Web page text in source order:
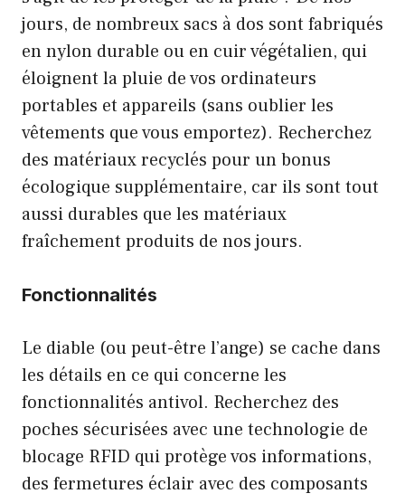
jours, de nombreux sacs à dos sont fabriqués
en nylon durable ou en cuir végétalien, qui
éloignent la pluie de vos ordinateurs
portables et appareils (sans oublier les
vêtements que vous emportez). Recherchez
des matériaux recyclés pour un bonus
écologique supplémentaire, car ils sont tout
aussi durables que les matériaux
fraîchement produits de nos jours.
Fonctionnalités
Le diable (ou peut-être l’ange) se cache dans
les détails en ce qui concerne les
fonctionnalités antivol. Recherchez des
poches sécurisées avec une technologie de
blocage RFID qui protège vos informations,
des fermetures éclair avec des composants